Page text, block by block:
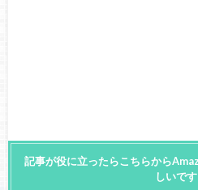
記事が役に立ったらこちらから
しいです